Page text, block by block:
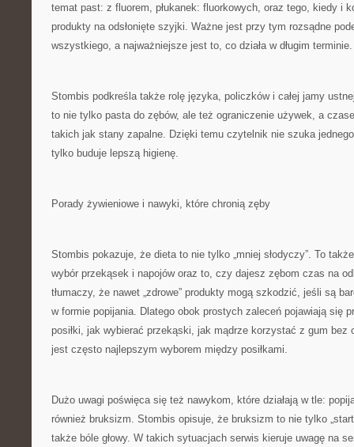
temat past: z fluorem, płukanek: fluorkowych, oraz tego, kiedy i
produkty na odsłonięte szyjki. Ważne jest przy tym rozsądne
wszystkiego, a najważniejsze jest to, co działa w długim terminie.
Stombis podkreśla także rolę języka, policzków i całej jamy
to nie tylko pasta do zębów, ale też ograniczenie używek, a
takich jak stany zapalne. Dzięki temu czytelnik nie szuka
tylko buduje lepszą higienę.
Porady żywieniowe i nawyki, które chronią zęby
Stombis pokazuje, że dieta to nie tylko „mniej słodyczy”. To
wybór przekąsek i napojów oraz to, czy dajesz zębom czas na
tłumaczy, że nawet „zdrowe” produkty mogą szkodzić, jeśli są
w formie popijania. Dlatego obok prostych zaleceń pojawiają się
posiłki, jak wybierać przekąski, jak mądrze korzystać z gum bez
jest często najlepszym wyborem między posiłkami.
Dużo uwagi poświęca się też nawykom, które działają w tle:
również bruksizm. Stombis opisuje, że bruksizm to nie tylko
także bóle głowy. W takich sytuacjach serwis kieruje uwagę na